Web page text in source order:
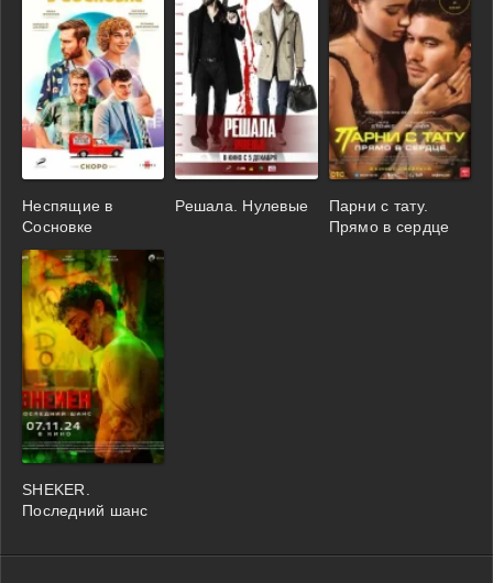
Неспящие в
Сосновке
Решала. Нулевые
Парни с тату.
Прямо в сердце
SHEKER.
Последний шанс